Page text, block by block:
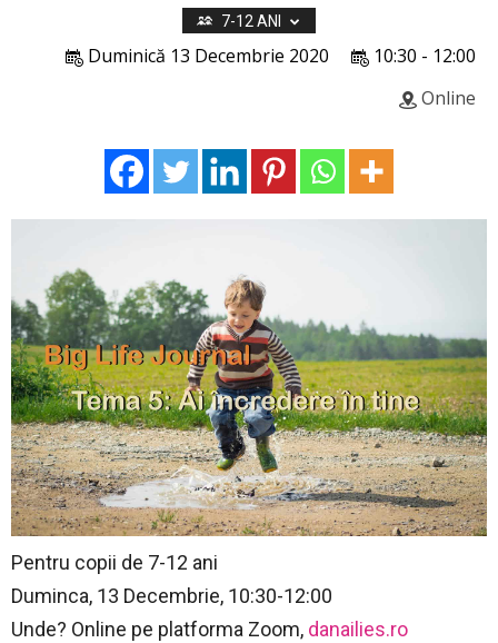
7-12 ANI
10:30 - 12:00
Duminică 13 Decembrie 2020
Online
Pentru copii de 7-12 ani
Duminca, 13 Decembrie, 10:30-12:00
Unde? Online pe platforma Zoom, danailies.ro